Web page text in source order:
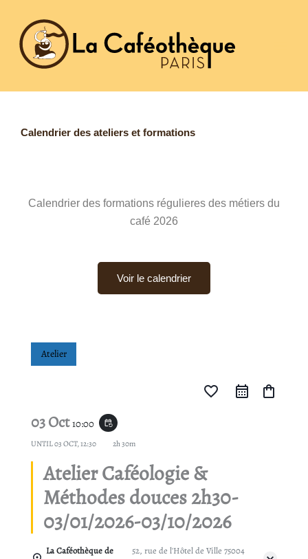
contenu
Calendrier des ateliers et formations
Calendrier des formations régulieres des métiers du
café 2026
Voir le calendrier
Atelier
favorite_border shopping_bag
03 Oct10:00 event_repeat
UNTIL03 OCT, 12:30 2h 30m
Atelier Caféologie &
Méthodes douces 2h30-
03/01/2026-03/10/2026
La Caféothèque de
52, rue de l'Hôtel de Ville 75004